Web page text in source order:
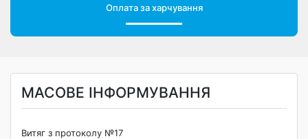
Оплата за харчування
МАСОВЕ ІНФОРМУВАННЯ
Витяг з протоколу №17